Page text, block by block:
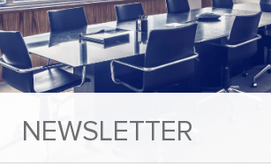
NEWSLETTER